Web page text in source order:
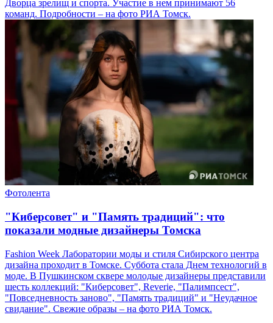
Дворца зрелищ и спорта. Участие в нем принимают 56
команд. Подробности – на фото РИА Томск.
Фотолента
"Киберсовет" и "Память традиций": что
показали модные дизайнеры Томска
Fashion Week Лаборатории моды и стиля Сибирского центра
дизайна проходит в Томске. Суббота стала Днем технологий в
моде. В Пушкинском сквере молодые дизайнеры представили
шесть коллекций: "Киберсовет", Reverie, "Палимпсест",
"Повседневность заново", "Память традиций" и "Неудачное
свидание". Свежие образы – на фото РИА Томск.